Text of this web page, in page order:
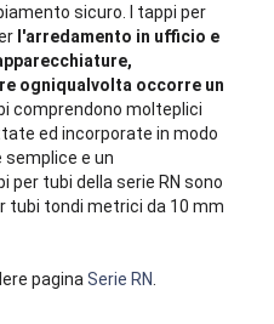
sicuro. I tappi per
l'arredamento in ufficio e
ogniqualvolta occorre un
comprendono molteplici
ed incorporate in modo
semplice e un
per tubi della serie RN sono
tubi tondi metrici da 10 mm
paginaSerie RN.